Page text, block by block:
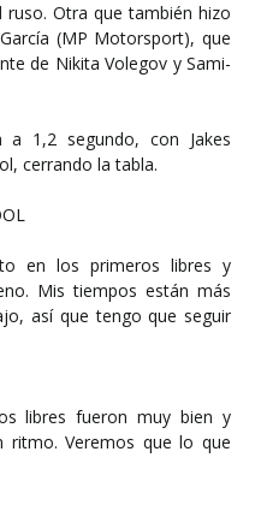
Otra que también hizo
(MP Motorsport), que
de Nikita Volegov y Sami-
1,2 segundo, con Jakes
cerrando la tabla.
en los primeros libres y
Mis tiempos están más
así que tengo que seguir
libres fueron muy bien y
ritmo. Veremos que lo que